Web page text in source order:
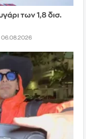
των 1,8 δισ.
06.08.2026